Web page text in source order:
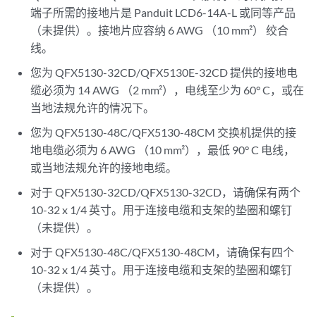
端子所需的接地片是 Panduit LCD6-14A-L 或同等产品
（未提供）。接地片应容纳 6 AWG （10 mm²） 绞合
线。
您为 QFX5130-32CD/QFX5130E-32CD 提供的接地电
缆必须为 14 AWG （2 mm²），电线至少为 60° C，或在
当地法规允许的情况下。
您为 QFX5130-48C/QFX5130-48CM 交换机提供的接
地电缆必须为 6 AWG （10 mm²），最低 90° C 电线，
或当地法规允许的接地电缆。
对于 QFX5130-32CD/QFX5130-32CD，请确保有两个
10-32 x 1/4 英寸。用于连接电缆和支架的垫圈和螺钉
（未提供）。
对于 QFX5130-48C/QFX5130-48CM，请确保有四个
10-32 x 1/4 英寸。用于连接电缆和支架的垫圈和螺钉
（未提供）。